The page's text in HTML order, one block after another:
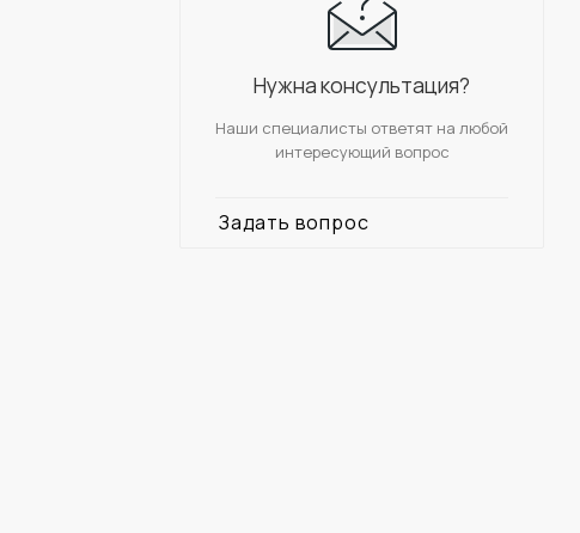
Нужна консультация?
Наши специалисты ответят на любой
интересующий вопрос
Задать вопрос